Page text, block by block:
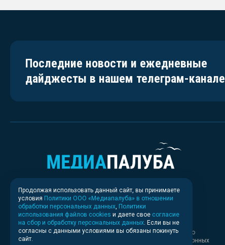
Последние новости и ежедневные
дайджесты в нашем телеграм-канале
Свидетельство о регистрации СМИ ИА № ФС 77 - 83037 выдано
Федеральной службой по надзору в сфере связи, информационных
Продолжая использовать данный сайт, вы принимаете
условия Политики ООО «Медиапалуба» в отношении
обработки персональных данных Политики
использования файлов cookies и даете свое согласие
на сбор и обработку персональных данных . Если вы не
согласны с данными условиями вы обязаны покинуть
сайт.